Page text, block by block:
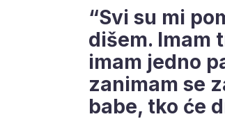
“Svi su mi
dišem. Imam
imam jedno
zanimam se
babe, tko će